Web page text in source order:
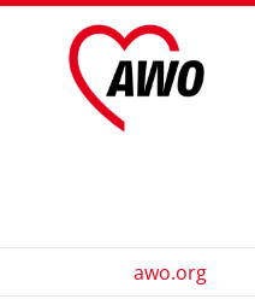
awo.org